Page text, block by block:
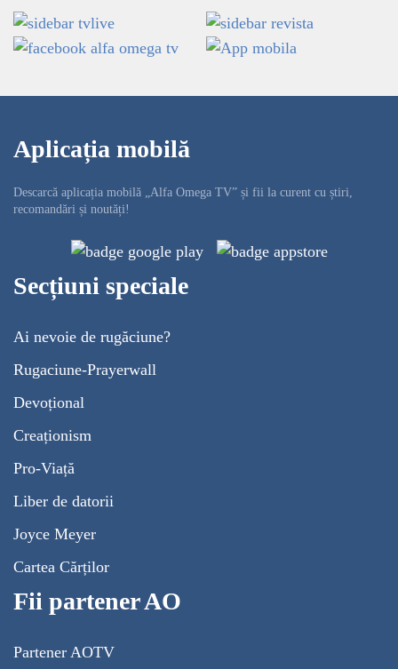
Aplicația mobilă
Descarcă aplicația mobilă „Alfa Omega TV” și fii la curent cu știri,
recomandări și noutăți!
Secțiuni speciale
Ai nevoie de rugăciune?
Rugaciune-Prayerwall
Devoțional
Creaționism
Pro-Viață
Liber de datorii
Joyce Meyer
Cartea Cărților
Fii partener AO
Partener AOTV